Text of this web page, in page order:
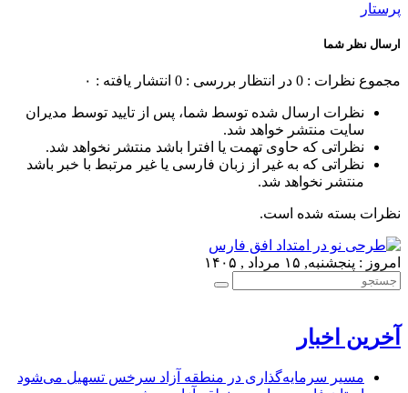
پرستار
ارسال نظر شما
مجموع نظرات : 0 در انتظار بررسی : 0 انتشار یافته : ۰
نظرات ارسال شده توسط شما، پس از تایید توسط مدیران
سایت منتشر خواهد شد.
نظراتی که حاوی تهمت یا افترا باشد منتشر نخواهد شد.
نظراتی که به غیر از زبان فارسی یا غیر مرتبط با خبر باشد
منتشر نخواهد شد.
نظرات بسته شده است.
امروز : پنجشنبه, ۱۵ مرداد , ۱۴۰۵
آخرین اخبار
مسیر سرمایه‌گذاری در منطقه آزاد سرخس تسهیل می‌شود